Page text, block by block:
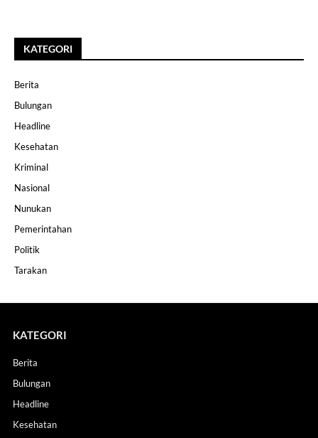
KATEGORI
Berita
Bulungan
Headline
Kesehatan
Kriminal
Nasional
Nunukan
Pemerintahan
Politik
Tarakan
KATEGORI
Berita
Bulungan
Headline
Kesehatan